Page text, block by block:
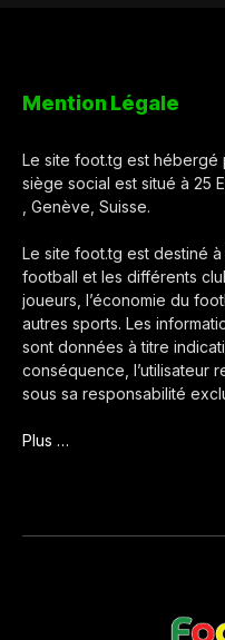
Mention Légale
Le site foot.tg est hébergé
siège social est situé à 25
, Genève, Suisse.
Le site foot.tg est destiné
football et les différents
joueurs, l’économie du
autres sports. Les
sont données à titre
conséquence, l’utilisateur
sous sa responsabilité
Plus …